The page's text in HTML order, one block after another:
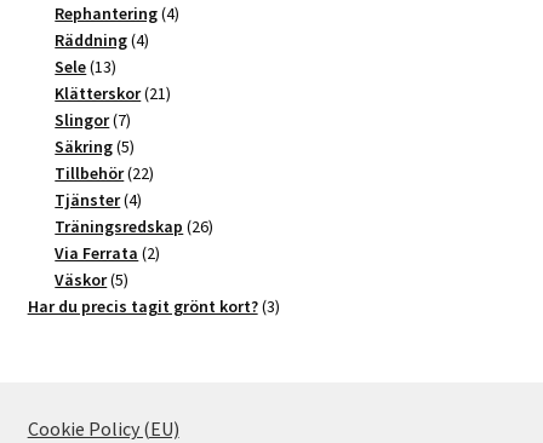
produkter
Rephantering 44
Räddning 44
Sele 1313
produkter
Klätterskor 2121
Slingor 77
produkter
Säkring 55
produkter
Tillbehör 2222
Tjänster 44
produkter
Träningsredskap 2626
Via Ferrata 22
Väskor 55
produkter
Har du precis tagit grönt kort? 33
Cookie Policy (EU)